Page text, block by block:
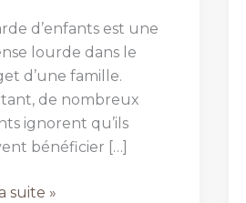
d’enfants est une
lourde dans le
d’une famille.
de nombreux
ignorent qu’ils
bénéficier […]
suite »